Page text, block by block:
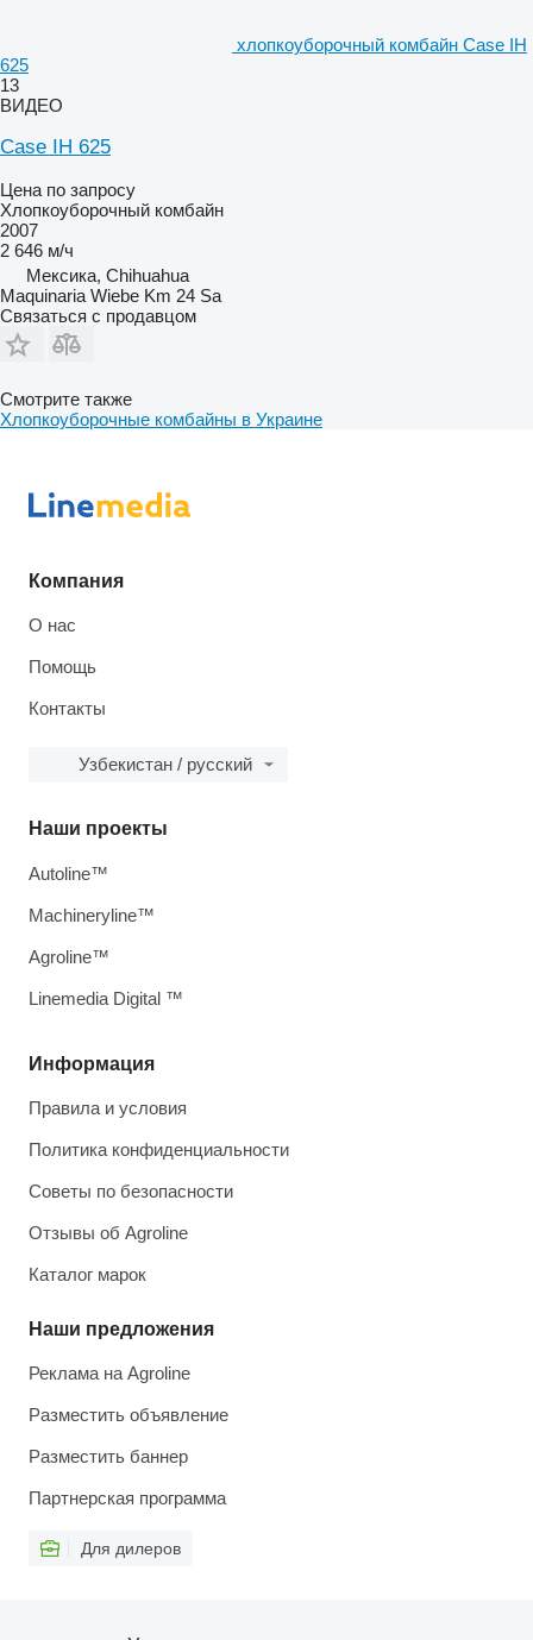
хлопкоуборочный комбайн Case IH
625
13
ВИДЕО
Case IH 625
Цена по запросу
Хлопкоуборочный комбайн
2007
2 646 м/ч
Мексика, Chihuahua
Maquinaria Wiebe Km 24 Sa
Связаться с продавцом
Смотрите также
Хлопкоуборочные комбайны в Украине
Компания
О нас
Помощь
Контакты
Узбекистан / русский
Информация
Правила и условия
Политика конфиденциальности
Советы по безопасности
Отзывы об Agroline
Каталог марок
Наши предложения
Реклама на Agroline
Разместить объявление
Разместить баннер
Партнерская программа
Для дилеров
Наши проекты
Autoline™
Machineryline™
Agroline™
Linemedia Digital ™